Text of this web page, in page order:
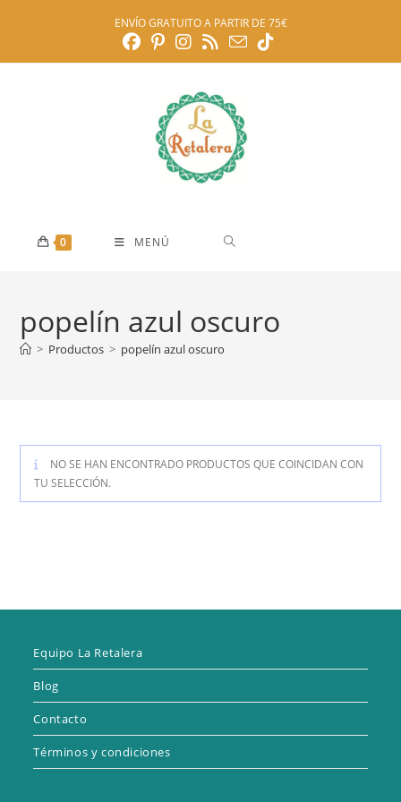
ENVÍO GRATUITO A PARTIR DE 75€
0 MENÚ
popelín azul oscuro
> Productos > popelín azul oscuro
NO SE HAN ENCONTRADO PRODUCTOS QUE COINCIDAN CON
TU SELECCIÓN.
Equipo La Retalera
Blog
Contacto
Términos y condiciones